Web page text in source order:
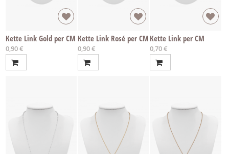
Kette Link Gold per CM
0,90 €
Kette Link Rosé per CM
0,90 €
Kette Link per CM
0,70 €